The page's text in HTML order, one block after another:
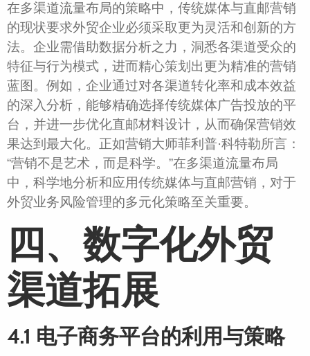
在多渠道流量布局的策略中，传统媒体与直邮营销
的现状要求外贸企业必须采取更为灵活和创新的方
法。企业需借助数据分析之力，洞悉各渠道受众的
特征与行为模式，进而精心策划出更为精准的营销
蓝图。例如，企业通过对各渠道转化率和成本效益
的深入分析，能够精确选择传统媒体广告投放的平
台，并进一步优化直邮材料设计，从而确保营销效
果达到最大化。正如营销大师菲利普·科特勒所言：
“营销不是艺术，而是科学。”在多渠道流量布局
中，科学地分析和应用传统媒体与直邮营销，对于
外贸业务风险管理的多元化策略至关重要。
四、数字化外贸
渠道拓展
4.1 电子商务平台的利用与策略